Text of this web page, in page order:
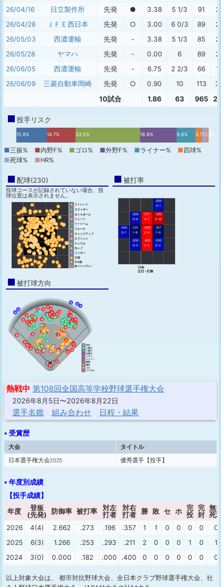
26/04/16
日立製作所 先発 ● 3.38 5 1/3 91
26/04/28
ＪＦＥ西日本 先発 ○ 3.00 6 0/3 89
26/05/03
西濃運輸 先発 - 3.38 5 1/3 85
26/05/28
ヤマハ 先発 - 0.00 6 89
26/06/05
西濃運輸 先発 - 6.75 2 2/3 66
26/06/09
三菱自動車岡崎 先発 ○ 0.90 10 113
10試合 1.86 63 965
投手リスク
15.8% 14.7% 33.5% 18.8% 9.8% 3.7%1.5%
1.8%
■三振% ■内野F% ■ゴロ% ■外野F% ■ライナー% ■ 四球%
■死球% ■HR%
配球(230)
投球コースが記録されていない場合、投
球位置は表示されません。
被打率
.000
0-1
.000
0-6
.571
4-7
.300
3-10
.000
0-1
.125
1-8
.500
2-4
.167
1-6
.000
0-5
.400
2-5
.000
0-2
被打球方向
熱戦中 第108回全国高等学校野球選手権大会
2026年8月5日〜2026年8月22日
選手名鑑 組み合わせ 日程・結果
• 受賞歴
大会
タイトル
日本選手権大会2025
優秀選手【投手】
• 年度別成績
【投手成績】
年度
登板
(先発)
防御率 被打率
対左
打者
対右
打者
勝 敗 セ ホ
完
投
完
封
無
死
2026
4(4) 2.662 .273 .196 .357 1 1 0 0 0 0
0
2025
6(3) 1.266 .253 .293 .211 2 0 0 0 1 0
1
2024
3(0) 0.000 .182 .000 .400 0 0 0 0 0 0 0
以上対象大会は、 都市対抗野球大会、全日本クラブ野球選手権大会、社